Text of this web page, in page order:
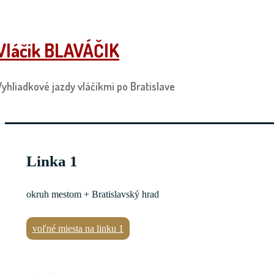
to
Main
Content
BLAVÁČIK
jazdy vláčikmi po Bratislave
Linka 1
okruh mestom + Bratislavský hrad
voľné miesta na linku 1